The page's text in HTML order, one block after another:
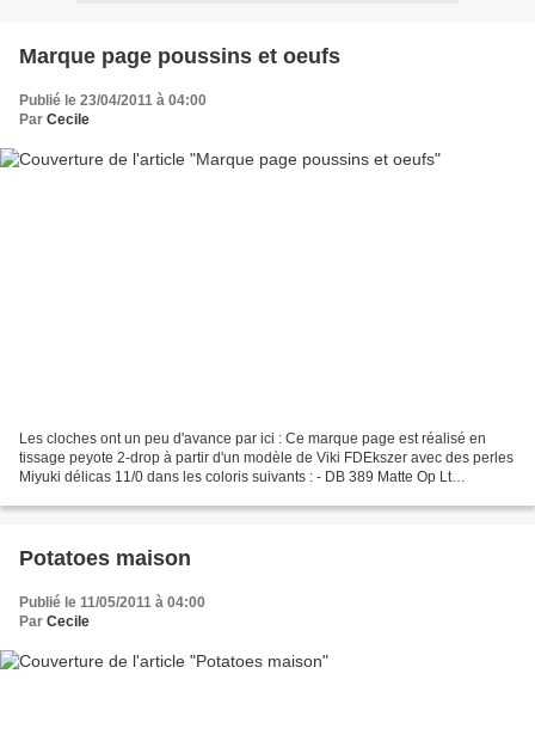
Marque page poussins et oeufs
Publié le 23/04/2011 à 04:00
Par Cecile
Les cloches ont un peu d'avance par ici : Ce marque page est réalisé en
tissage peyote 2-drop à partir d'un modèle de Viki FDEkszer avec des perles
Miyuki délicas 11/0 dans les coloris suivants : - DB 389 Matte Op Lt
Potatoes maison
Publié le 11/05/2011 à 04:00
Par Cecile